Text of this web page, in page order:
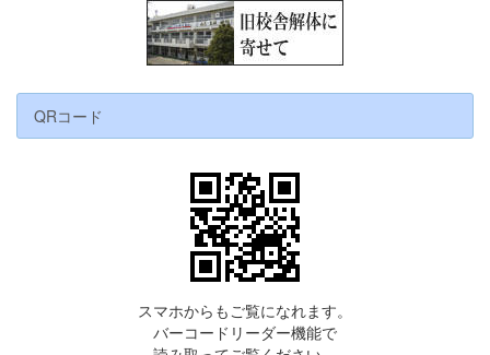
QRコード
スマホからもご覧になれます。
バーコードリーダー機能で